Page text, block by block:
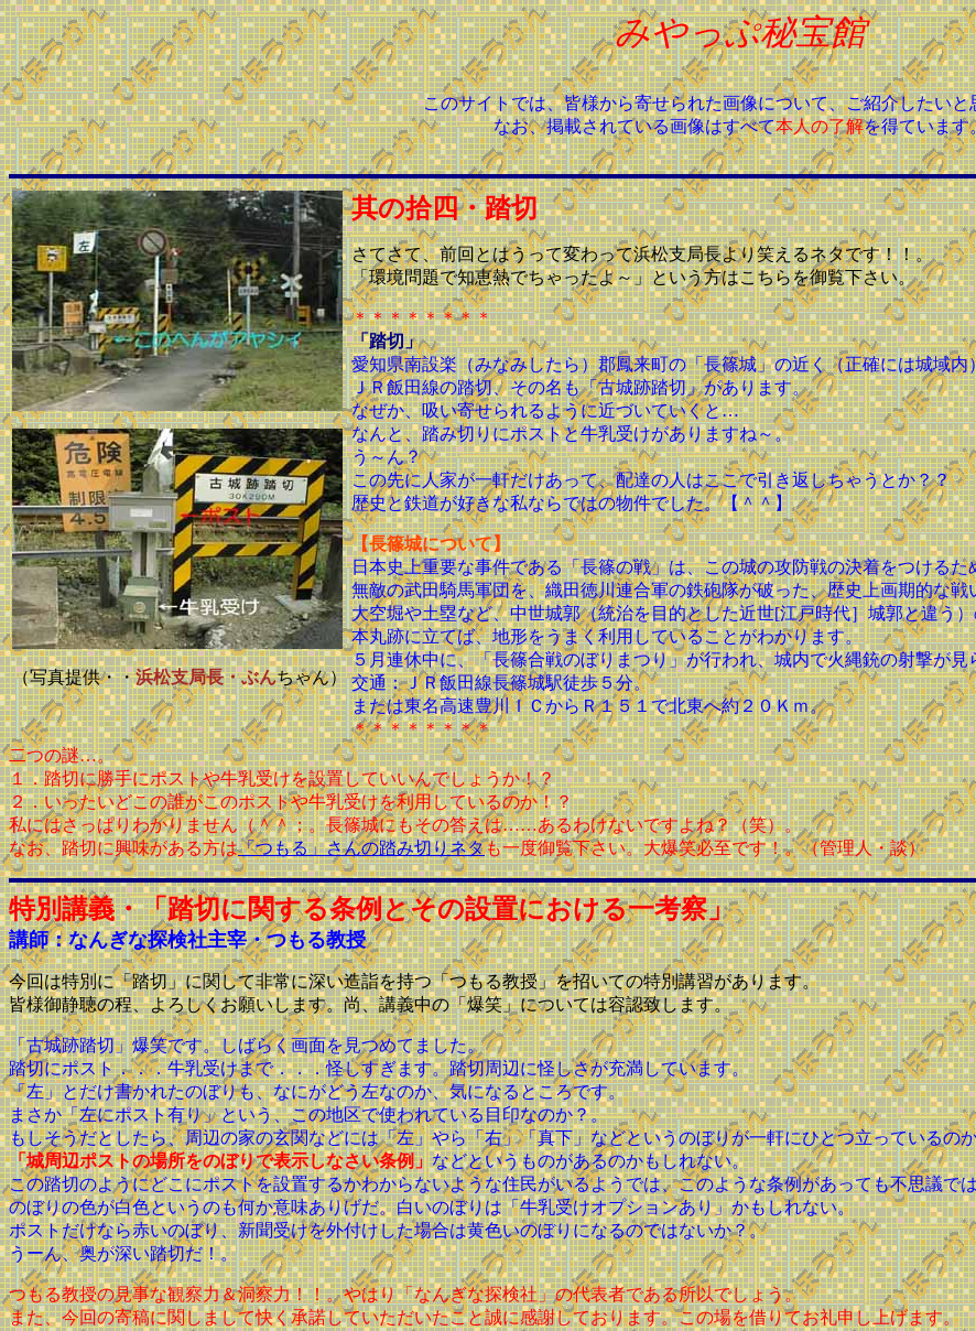
みやっぷ秘宝館
このサイトでは、皆様から寄せられた画像について、ご紹介したいと
なお、掲載されている画像はすべて本人の了解を得ています
（写真提供・・浜松支局長・ぶんちゃん）
其の拾四・踏切
さてさて、前回とはうって変わって浜松支局長より笑えるネタです！！。
「環境問題で知恵熱でちゃったよ～」という方はこちらを御覧下さい。
＊＊＊＊＊＊＊＊
「踏切」
愛知県南設楽（みなみしたら）郡鳳来町の「長篠城」の近く（正確には城域内
ＪＲ飯田線の踏切、その名も「古城跡踏切」があります。
なぜか、吸い寄せられるように近づいていくと…
なんと、踏み切りにポストと牛乳受けがありますね～。
う～ん？
この先に人家が一軒だけあって、配達の人はここで引き返しちゃうとか？？
歴史と鉄道が好きな私ならではの物件でした。【＾＾】
【長篠城について】
日本史上重要な事件である「長篠の戦」は、この城の攻防戦の決着をつけるた
無敵の武田騎馬軍団を、織田徳川連合軍の鉄砲隊が破った、歴史上画期的な戦
大空堀や土塁など、中世城郭（統治を目的とした近世[江戸時代］城郭と違う
本丸跡に立てば、地形をうまく利用していることがわかります。
５月連休中に、「長篠合戦のぼりまつり」が行われ、城内で火縄銃の射撃が見
交通：ＪＲ飯田線長篠城駅徒歩５分。
または東名高速豊川ＩＣからＲ１５１で北東へ約２０Ｋｍ。
＊＊＊＊＊＊＊＊
二つの謎…。
１．踏切に勝手にポストや牛乳受けを設置していいんでしょうか！？
２．いったいどこの誰がこのポストや牛乳受けを利用しているのか！？
私にはさっぱりわかりません（＾＾；。長篠城にもその答えは……あるわけないですよね？（笑）。
なお、踏切に興味がある方は「つもる」さんの踏み切りネタも一度御覧下さい。大爆笑必至です！。（管理人・談）
特別講義・「踏切に関する条例とその設置における一考察」
講師：なんぎな探検社主宰・つもる教授
今回は特別に「踏切」に関して非常に深い造詣を持つ「つもる教授」を招いての特別講習があります。
皆様御静聴の程、よろしくお願いします。尚、講義中の「爆笑」については容認致します。
「古城跡踏切」爆笑です。しばらく画面を見つめてました。
踏切にポスト．．．牛乳受けまで．．．怪しすぎます。踏切周辺に怪しさが充満しています。
「左」とだけ書かれたのぼりも、なにがどう左なのか、気になるところです。
まさか「左にポスト有り」という、この地区で使われている目印なのか？。
もしそうだとしたら、周辺の家の玄関などには「左」やら「右」「真下」などというのぼりが一軒にひとつ立っているの
「城周辺ポストの場所をのぼりで表示しなさい条例」などというものがあるのかもしれない。
この踏切のようにどこにポストを設置するかわからないような住民がいるようでは、このような条例があっても不思議で
のぼりの色が白色というのも何か意味ありげだ。白いのぼりは「牛乳受けオプションあり」かもしれない。
ポストだけなら赤いのぼり、新聞受けを外付けした場合は黄色いのぼりになるのではないか？。
うーん、奥が深い踏切だ！。
つもる教授の見事な観察力＆洞察力！！。やはり「なんぎな探検社」の代表者である所以でしょう。
また、今回の寄稿に関しまして快く承諾していただいたこと誠に感謝しております。この場を借りてお礼申し上げます。